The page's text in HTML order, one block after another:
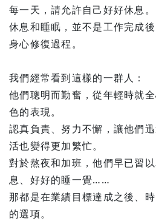
每一天，請允許自己好好休息。
休息和睡眠，並不是工作完成
身心修復過程。
我們經常看到這樣的一群人：
他們聰明而勤奮，從年輕時就
色的表現。
認真負責、努力不懈，讓他們
活也變得更加繁忙。
對於熬夜和加班，他們早已習
息、好好的睡一覺……
那都是在業績目標達成之後、
的選項。